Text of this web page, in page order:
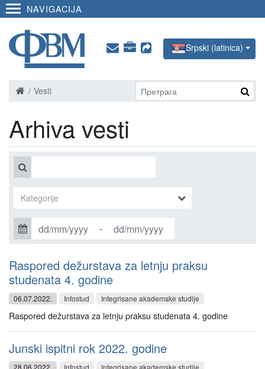
NAVIGACIJA
Srpski (latinica)
Vesti
Arhiva vesti
-
Raspored dežurstava za letnju praksu
studenata 4. godine
06.07.2022. Infostud Integrisane akademske studije
Raspored dežurstava za letnju praksu studenata 4. godine
Junski ispitni rok 2022. godine
28.06.2022. Infostud
Integrisane akademske studije